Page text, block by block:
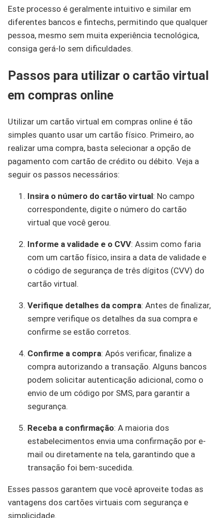
Este processo é geralmente intuitivo e similar em
diferentes bancos e fintechs, permitindo que qualquer
pessoa, mesmo sem muita experiência tecnológica,
consiga gerá-lo sem dificuldades.
Passos para utilizar o cartão virtual
em compras online
Utilizar um cartão virtual em compras online é tão
simples quanto usar um cartão físico. Primeiro, ao
realizar uma compra, basta selecionar a opção de
pagamento com cartão de crédito ou débito. Veja a
seguir os passos necessários:
Insira o número do cartão virtual: No campo
correspondente, digite o número do cartão
virtual que você gerou.
Informe a validade e o CVV: Assim como faria
com um cartão físico, insira a data de validade e
o código de segurança de três dígitos (CVV) do
cartão virtual.
Verifique detalhes da compra: Antes de finalizar,
sempre verifique os detalhes da sua compra e
confirme se estão corretos.
Confirme a compra: Após verificar, finalize a
compra autorizando a transação. Alguns bancos
podem solicitar autenticação adicional, como o
envio de um código por SMS, para garantir a
segurança.
Receba a confirmação: A maioria dos
estabelecimentos envia uma confirmação por e-
mail ou diretamente na tela, garantindo que a
transação foi bem-sucedida.
Esses passos garantem que você aproveite todas as
vantagens dos cartões virtuais com segurança e
simplicidade.